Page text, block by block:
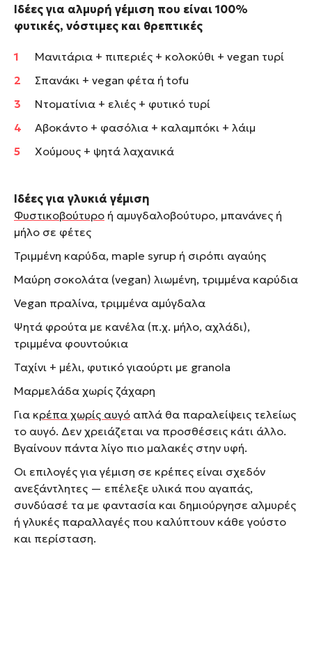
Ιδέες για αλμυρή γέμιση που είναι 100%
φυτικές, νόστιμες και θρεπτικές
Μανιτάρια + πιπεριές + κολοκύθι + vegan τυρί
Σπανάκι + vegan φέτα ή tofu
Ντοματίνια + ελιές + φυτικό τυρί
Αβοκάντο + φασόλια + καλαμπόκι + λάιμ
Χούμους + ψητά λαχανικά
Ιδέες για γλυκιά γέμιση
Φυστικοβούτυρο ή αμυγδαλοβούτυρο, μπανάνες ή
μήλο σε φέτες
Τριμμένη καρύδα, maple syrup ή σιρόπι αγαύης
Μαύρη σοκολάτα (vegan) λιωμένη, τριμμένα καρύδια
Vegan πραλίνα, τριμμένα αμύγδαλα
Ψητά φρούτα με κανέλα (π.χ. μήλο, αχλάδι),
τριμμένα φουντούκια
Ταχίνι + μέλι, φυτικό γιαούρτι με granola
Μαρμελάδα χωρίς ζάχαρη
Για κρέπα χωρίς αυγό απλά θα παραλείψεις τελείως
το αυγό. Δεν χρειάζεται να προσθέσεις κάτι άλλο.
Βγαίνουν πάντα λίγο πιο μαλακές στην υφή.
Οι επιλογές για γέμιση σε κρέπες είναι σχεδόν
ανεξάντλητες — επέλεξε υλικά που αγαπάς,
συνδύασέ τα με φαντασία και δημιούργησε αλμυρές
ή γλυκές παραλλαγές που καλύπτουν κάθε γούστο
και περίσταση.